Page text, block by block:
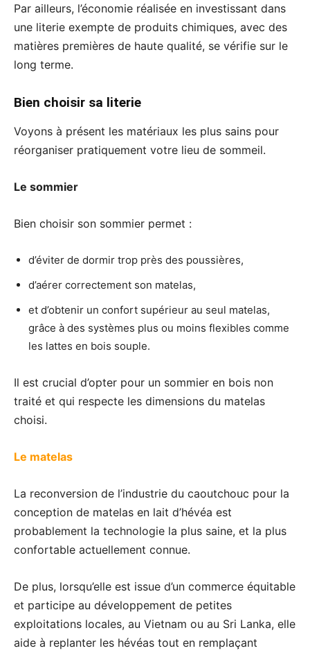
Par ailleurs, l’économie réalisée en investissant dans
une literie exempte de produits chimiques, avec des
matières premières de haute qualité, se vérifie sur le
long terme.
Bien choisir sa literie
Voyons à présent les matériaux les plus sains pour
réorganiser pratiquement votre lieu de sommeil.
Le sommier
Bien choisir son sommier permet :
d’éviter de dormir trop près des poussières,
d’aérer correctement son matelas,
et d’obtenir un confort supérieur au seul matelas,
grâce à des systèmes plus ou moins flexibles comme
les lattes en bois souple.
Il est crucial d’opter pour un sommier en bois non
traité et qui respecte les dimensions du matelas
choisi.
Le matelas
La reconversion de l’industrie du caoutchouc pour la
conception de matelas en lait d’hévéa est
probablement la technologie la plus saine, et la plus
confortable actuellement connue.
De plus, lorsqu’elle est issue d’un commerce équitable
et participe au développement de petites
exploitations locales, au Vietnam ou au Sri Lanka, elle
aide à replanter les hévéas tout en remplaçant